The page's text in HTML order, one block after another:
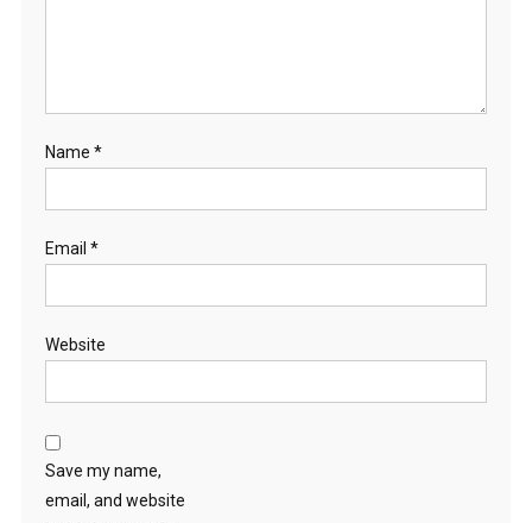
Name *
Email *
Website
Save my name,
email, and website